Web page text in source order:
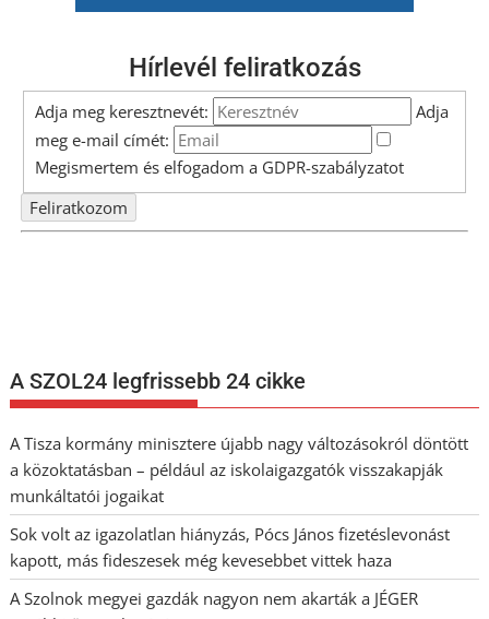
Hírlevél feliratkozás
Adja meg keresztnevét:
Adja
meg e-mail címét:
Megismertem és elfogadom a GDPR-szabályzatot
A SZOL24 legfrissebb 24 cikke
A Tisza kormány minisztere újabb nagy változásokról döntött
a közoktatásban – például az iskolaigazgatók visszakapják
munkáltatói jogaikat
Sok volt az igazolatlan hiányzás, Pócs János fizetéslevonást
kapott, más fideszesek még kevesebbet vittek haza
A Szolnok megyei gazdák nagyon nem akarták a JÉGER